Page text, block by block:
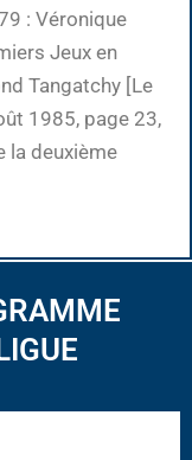
: Véronique
Jeux en
Tangatchy [Le
1985, page 23,
la deuxième